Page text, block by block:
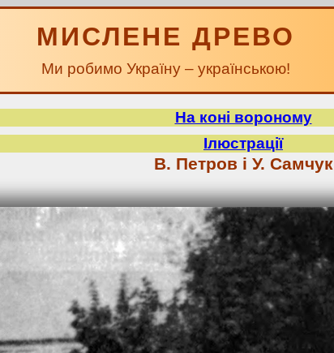
МИСЛЕНЕ ДРЕВО
Ми робимо Україну – українською!
На коні вороному
Ілюстрації
В. Петров і У. Самчук